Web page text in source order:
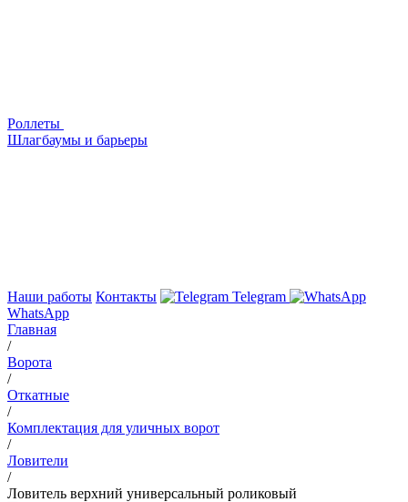
Роллеты
Шлагбаумы и барьеры
Наши работы Контакты
Telegram
WhatsApp
Главная
/
Ворота
/
Откатные
/
Комплектация для уличных ворот
/
Ловители
/
Ловитель верхний универсальный роликовый